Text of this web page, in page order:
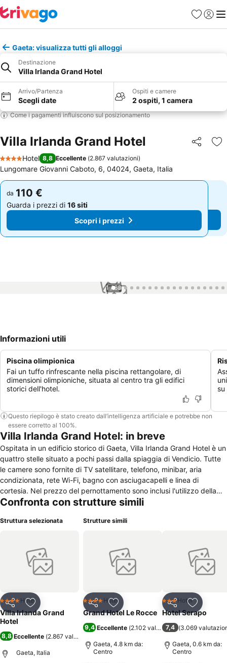
PreferitiAccedi
Gaeta: visualizza tutti gli alloggi
Destinazione
Villa Irlanda Grand Hotel
Arrivo/Partenza
Scegli date
Ospiti e camere
2 ospiti, 1 camera
Come i pagamenti influiscono sul posizionamento
Villa Irlanda Grand Hotel Condividi
4 Stelle
Hotel 8,8 Eccellente (2.867 valutazioni)
Lungomare Giovanni Caboto, 6, 04024, Gaeta, Italia
da 110 €
Guarda i prezzi di 16 siti
Scopri i prezzi
da 110 €
Guarda i prezzi di 16 siti
Scopri i prezzi
1 / 63
Informazioni utili
Piscina olimpionica
Fai un tuffo rinfrescante nella piscina rettangolare, di
dimensioni olimpioniche, situata al centro tra gli edifici
storici dell'hotel.
Questo riepilogo è stato creato dall’intelligenza artificiale e potrebbe non
essere corretto al 100%.
Villa Irlanda Grand Hotel: in breve
Ospitata in un edificio storico di Gaeta, Villa Irlanda Grand Hotel è un
quattro stelle situato a pochi passi dalla spiaggia di Vendicio. Tutte
le camere sono fornite di TV satellitare, telefono, minibar, aria
condizionata, rete Wi-Fi, bagno con asciugacapelli e linea di
cortesia. Nel prezzo del pernottamento sono inclusi l'utilizzo della
piscina scoperta con area idromassaggio e il posto auto nel
stabilimenti balneari situati nelle immediate vicinanze. L'hotel è
Della struttura fa parte un ristorante, con un menù specializzato in
piatti di pesce della tradizione locale. La villa dista 4,5 km dalla
spiaggia di Serapo, 5,5 km dalla cattedrale di Gaeta e 5,7 km dal
sette minuti.
Confronta con strutture simili
Struttura selezionata
CondividiAggiungi ai preferiti
4 StelleHotel
Villa Irlanda Grand
Hotel
8,8 Eccellente (2.867 valutazioni
Gaeta, Italia
Strutture simili
CondividiAggiungi ai preferiti
4 StelleHotel
Grand Hotel Le Rocce
9,4 Eccellente (2.102 valutazioni)
Gaeta, 4.8 km da:
Centro
Condividi
3 StelleHotel
Hotel Serapo
7,4 (3.069
Gaeta, 0.6 km da:
Centro